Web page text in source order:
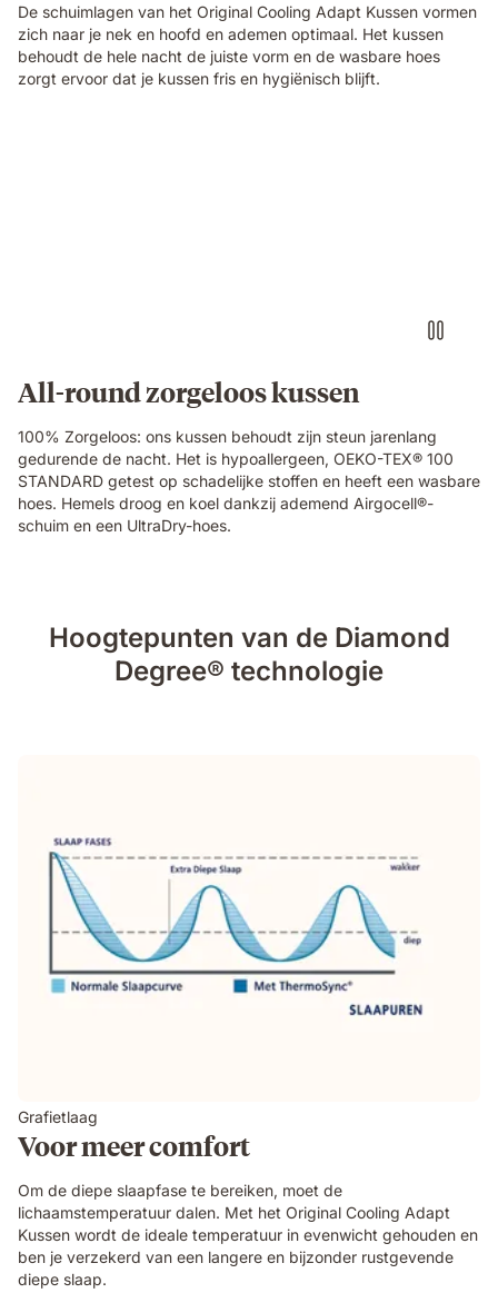
De schuimlagen van het Original Cooling Adapt Kussen vormen
zich naar je nek en hoofd en ademen optimaal. Het kussen
behoudt de hele nacht de juiste vorm en de wasbare hoes
zorgt ervoor dat je kussen fris en hygiënisch blijft.
All-round zorgeloos kussen
100% Zorgeloos: ons kussen behoudt zijn steun jarenlang
gedurende de nacht. Het is hypoallergeen, OEKO-TEX® 100
STANDARD getest op schadelijke stoffen en heeft een wasbare
hoes. Hemels droog en koel dankzij ademend Airgocell®-
schuim en een UltraDry-hoes.
Hoogtepunten van de Diamond
Degree® technologie
Grafietlaag
Voor meer comfort
Om de diepe slaapfase te bereiken, moet de
lichaamstemperatuur dalen. Met het Original Cooling Adapt
Kussen wordt de ideale temperatuur in evenwicht gehouden en
ben je verzekerd van een langere en bijzonder rustgevende
diepe slaap.